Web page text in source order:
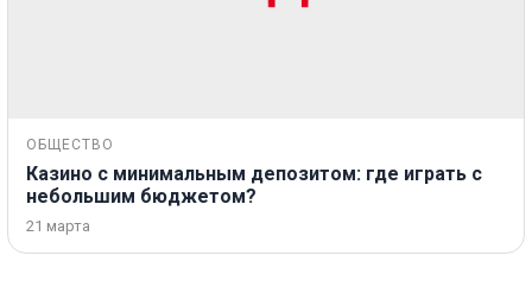
ОБЩЕСТВО
Казино с минимальным депозитом: где играть с
небольшим бюджетом?
21 марта